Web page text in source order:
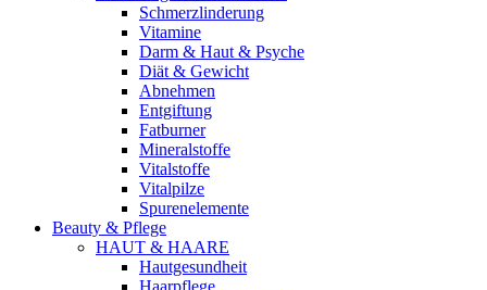
Schmerzlinderung
Vitamine
Darm & Haut & Psyche
Diät & Gewicht
Abnehmen
Entgiftung
Fatburner
Mineralstoffe
Vitalstoffe
Vitalpilze
Spurenelemente
Beauty & Pflege
HAUT & HAARE
Hautgesundheit
Haarpflege